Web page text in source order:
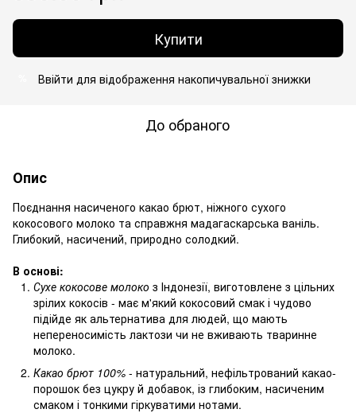
Купити
Ввійти для відображення накопичувальної знижки
До обраного
Опис
Поєднання насиченого какао брют, ніжного сухого
кокосового молоко та справжня мадагаскарська ваніль.
Глибокий, насичений, природно солодкий.
В основі:
Сухе кокосове молоко з Індонезії, виготовлене з цільних
зрілих кокосів - має м'який кокосовий смак і чудово
підійде як альтернатива для людей, що мають
непереносимість лактози чи не вживають тваринне
молоко.
Какао брют 100% - натуральний, нефільтрований какао-
порошок без цукру й добавок, із глибоким, насиченим
смаком і тонкими гіркуватими нотами.